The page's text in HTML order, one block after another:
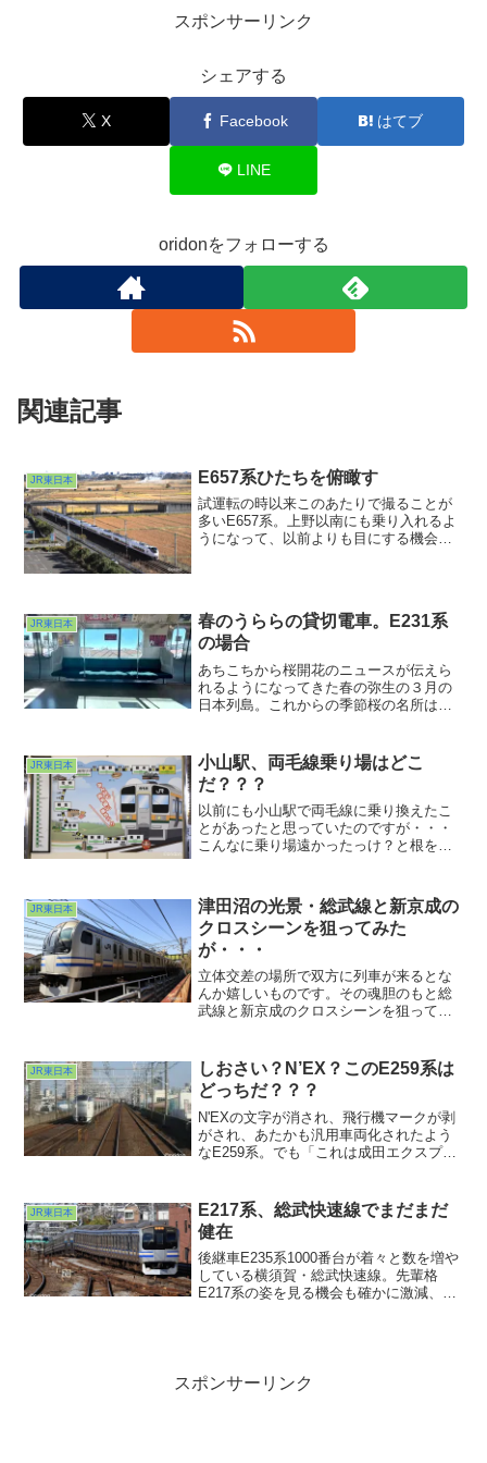
スポンサーリンク
シェアする
X Facebook はてブ
LINE
oridonをフォローする
関連記事
JR東日本 E657系ひたちを俯瞰す
試運転の時以来このあたりで撮ることが
多いE657系。上野以南にも乗り入れるよ
うになって、以前よりも目にする機会が
ます。でもまぁ令和ならでは光景も撮っ
ておかないと、ですね。
JR東日本
春のうららの貸切電車。E231系
の場合
あちこちから桜開花のニュースが伝えら
れるようになってきた春の弥生の３月の
日本列島。これからの季節桜の名所は人
の桜の下に分譲地の区分のようにシート
を敷いて大人数でどんちゃん騒ぎなぁん
てことは死んでもヤだねと思っているの
で、
JR東日本
小山駅、両毛線乗り場はどこ
だ？？？
以前にも小山駅で両毛線に乗り換えたこ
とがあったと思っていたのですが・・・
こんなに乗り場遠かったっけ？と根を上
わりの席？に着席し一路西を目指しま
す。が、道中混んじゃって車内の様子撮
影はちょっと自粛・・・。次回はさらに
西に向かいます。
JR東日本
津田沼の光景・総武線と新京成の
クロスシーンを狙ってみた
が・・・
立体交差の場所で双方に列車が来るとな
んか嬉しいものです。その魂胆のもと総
武線と新京成のクロスシーンを狙ってみ
たかくなったらまた狙ってみようか？別
の場所からトライするか？そんな作戦タ
イムが楽しくもあり、ですw
JR東日本
しおさい？N’EX？このE259系は
どっちだ？？？
N'EXの文字が消され、飛行機マークが剥
がされ、あたかも汎用車両化されたよう
なE259系。でも「これは成田エクスプレ
りませんでした、どっちなのか。だんだ
んはっきり見えてきて「あ、N'EXだ」
と、ようやく判明。ヘッドマークのない
時代、これは大変だ・・・。
JR東日本
E217系、総武快速線でまだまだ
健在
後継車E235系1000番台が着々と数を増や
している横須賀・総武快速線。先輩格
E217系の姿を見る機会も確かに激減、と
スポンサーリンク